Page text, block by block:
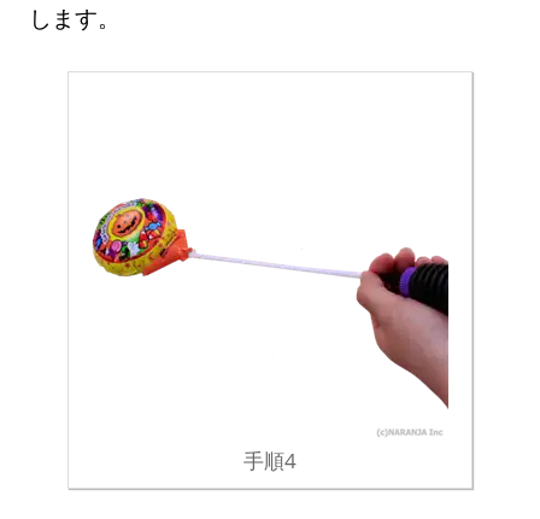
します。
手順4